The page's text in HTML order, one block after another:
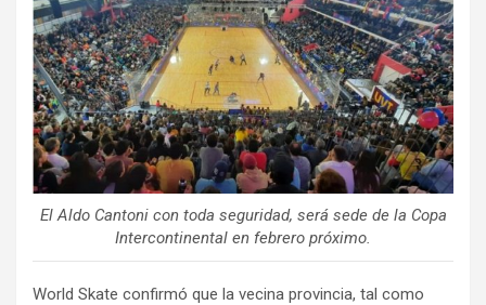
o
o
k
ar
tir
El Aldo Cantoni con toda seguridad, será sede de la Copa
Intercontinental en febrero próximo.
World Skate confirmó que la vecina provincia, tal como